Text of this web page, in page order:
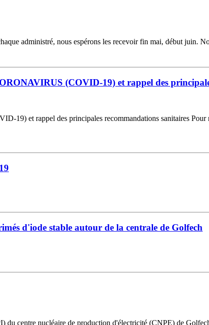
administré, nous espérons les recevoir fin mai, début juin.
(COVID-19) et rappel des
19) et rappel des principales recommandations sanitaires
d'iode stable autour de la centrale de Golfech
du centre nucléaire de production d'électricité (CNPE) de